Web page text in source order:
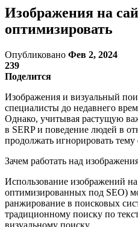
Изображения на
оптимизировать
Опубликовано Фев 2, 2024
239
Поделится
Изображения и визуальный
специалисты до недавнего
Однако, учитывая растущую
в SERP и поведение людей в
продолжать игнорировать
Зачем работать над
Использование изображений
оптимизированных под SEO)
ранжирование в поисковых
традиционному поиску по
визуальному поиску.